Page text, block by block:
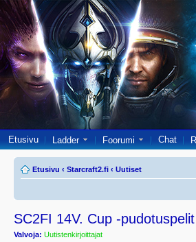
Etusivu Ladder Foorumi Chat
Etusivu ‹ Starcraft2.fi ‹ Uutiset
SC2FI 14V. Cup -pudotuspelit
Valvoja: Uutistenkirjoittajat